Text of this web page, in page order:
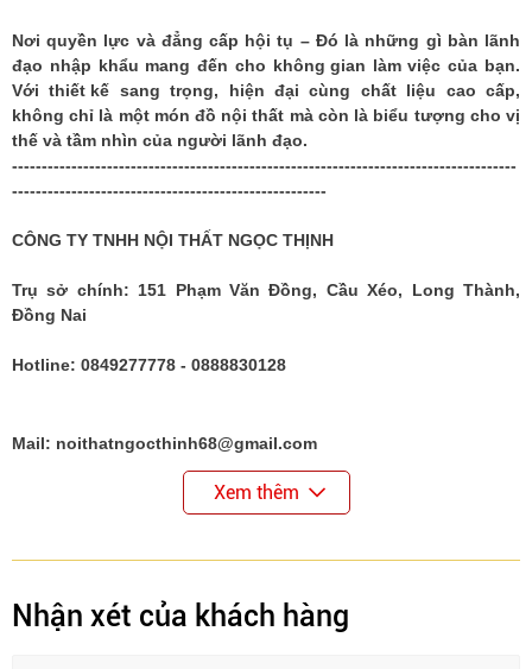
Nơi quyền lực và đẳng cấp hội tụ – Đó là những gì bàn lãnh
đạo nhập khẩu mang đến cho không gian làm việc của bạn.
Vớithiết kế sang trọng, hiện đại cùng chất liệu cao cấp,
không chỉ là một món đồ nội thất mà còn là biểu tượng cho vị
thế và tầm nhìn của người lãnh đạo.
-------------------------------------------------------------------------------------
-----------------------------------------------------
CÔNG TY TNHH NỘI THẤT NGỌC THỊNH
Trụ sở chính: 151 Phạm Văn Đồng, Cầu Xéo, Long Thành,
Đồng Nai
Hotline: 0849277778 - 0888830128
Mail: noithatngocthinh68@gmail.com
Xem thêm
Nhận xét của khách hàng